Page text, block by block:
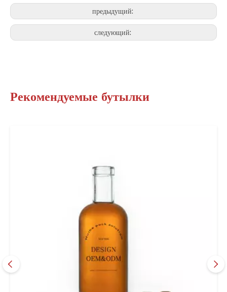
предыдущий:
следующий:
Рекомендуемые бутылки